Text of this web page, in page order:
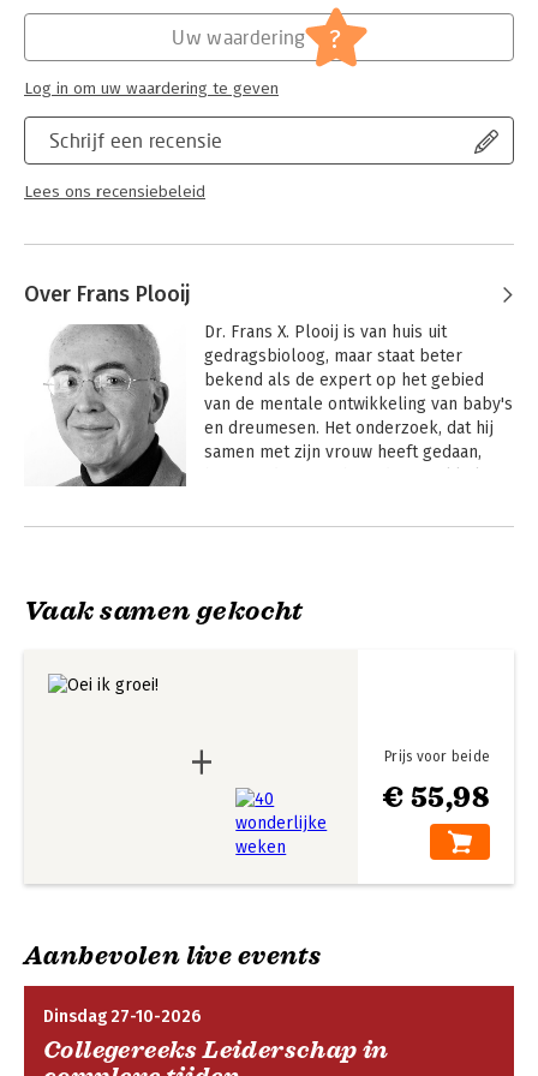
Schrijf een recensie
Lees ons recensiebeleid
Uw waardering ?
Log in om uw waardering te geven
Over Frans Plooij
Dr. Frans X. Plooij is van huis uit
gedragsbioloog, maar staat beter
bekend als de expert op het gebied
van de mentale ontwikkeling van baby's
en dreumesen. Het onderzoek, dat hij
samen met zijn vrouw heeft gedaan,
ik groei!' Dit boek is al 15 jaar een
oudercursus 'Hordenlopen', die Plooij
De theorie achter de befaamde mentale
sprongetjes uit het babyboek was de
Perceptual Control Theory (PCT), die
door William Powers in 1973 werd
ontwikkeld. Frans Plooij is kenner van
managers maken door hun mentale
mentale sprongetjes van hun baby's, de
Vaak samen gekocht
€ 55,98
Prijs voor beide
Aanbevolen live events
Dinsdag 27-10-2026
Collegereeks Leiderschap in